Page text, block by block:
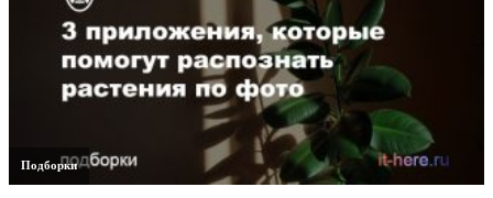
Подборки